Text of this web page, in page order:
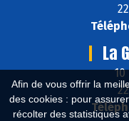
Afin de vous offrir la
des cookies : pour
récolter des statistiques
La